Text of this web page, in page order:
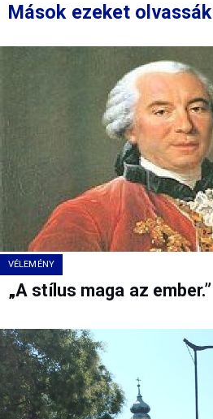
Mások ezeket olvassák
VÉLEMÉNY
„A stílus maga az ember.”